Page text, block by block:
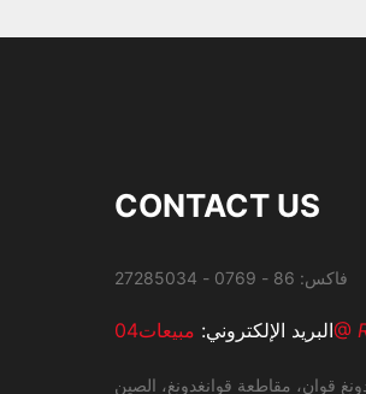
CONTACT US
البريد الإلكتروني:مبيعات04@
قوان، مقاطعة قوانغدونغ، الصين